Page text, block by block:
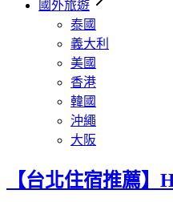
國外旅遊
泰國
義大利
美國
香港
韓國
沖繩
大阪
【台北住宿推薦